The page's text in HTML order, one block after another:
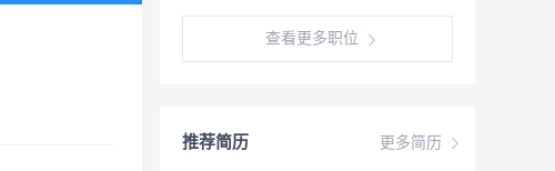
查看更多职位
更多简历
推荐简历